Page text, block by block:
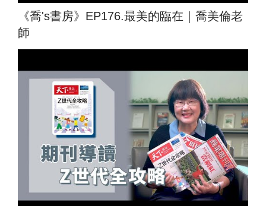
《喬's書房》EP176.最美的臨在｜喬美倫老
師